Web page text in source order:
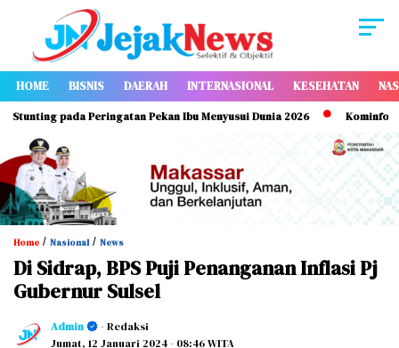
HOME BISNIS DAERAH INTERNASIONAL KESEHATAN
pada Peringatan Pekan Ibu Menyusui Dunia 2026 Kominfo
Home / Nasional / News
Di Sidrap, BPS Puji Penanganan Inflasi Pj
Gubernur Sulsel
Admin
- Redaksi
Jumat, 12 Januari 2024- 08:46 WITA